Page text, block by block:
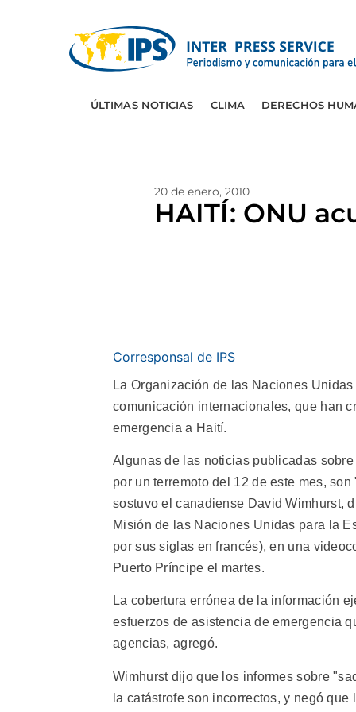
ÚLTIMAS NOTICIAS CLIMA DERECHOS
20 de enero, 2010
HAITÍ: ONU
Corresponsal de IPS
La Organización de las Naciones
comunicación internacionales, que han
emergencia a Haití.
Algunas de las noticias publicadas
por un terremoto del 12 de este mes,
sostuvo el canadiense David Wimhurst,
Misión de las Naciones Unidas para la
por sus siglas en francés), en una
Puerto Príncipe el martes.
La cobertura errónea de la información
esfuerzos de asistencia de emergencia
agencias, agregó.
Wimhurst dijo que los informes sobre
la catástrofe son incorrectos, y negó